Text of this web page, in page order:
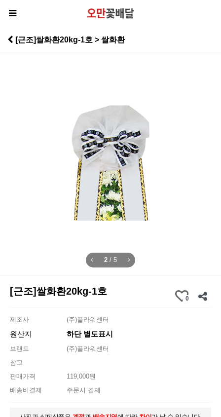
[근조]쌀화환20kg-1호 > 쌀화환
2 / 5
[근조]쌀화환20kg-1호
0
제조사 (주)플라워센터
원산지 하단 별도표시
브랜드
(주)플라워센터
참고
판매가격
119,000원
배송비결제
주문시 결제